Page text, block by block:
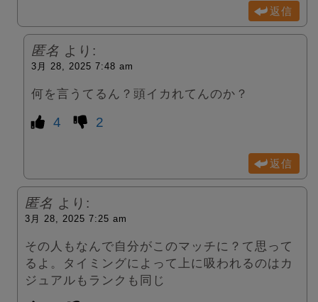
返信
匿名 より:
3月 28, 2025 7:48 am
何を言うてるん？頭イカれてんのか？
4 2
返信
匿名 より:
3月 28, 2025 7:25 am
その人もなんで自分がこのマッチに？て思って
るよ。タイミングによって上に吸われるのはカ
ジュアルもランクも同じ